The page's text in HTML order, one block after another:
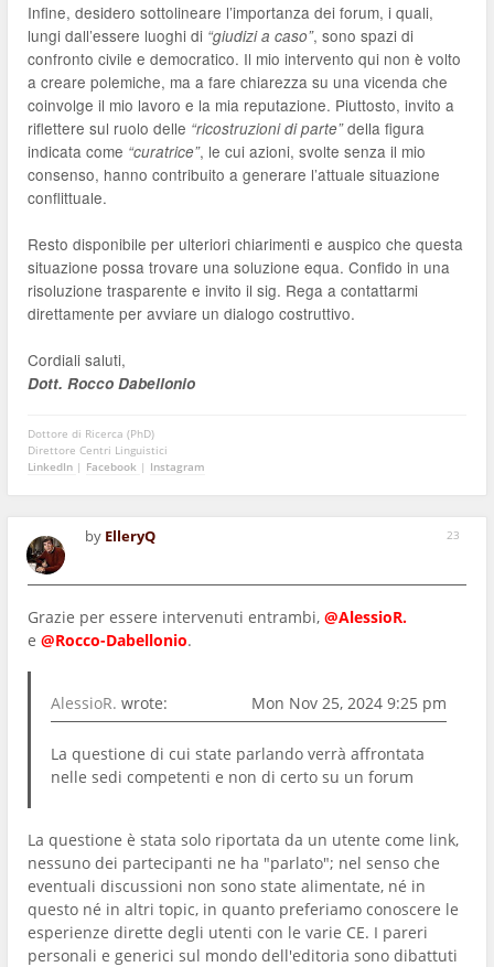
Infine, desidero sottolineare l’importanza dei forum, i quali,
lungi dall’essere luoghi di “giudizi a caso”, sono spazi di
confronto civile e democratico. Il mio intervento qui non è volto
a creare polemiche, ma a fare chiarezza su una vicenda che
coinvolge il mio lavoro e la mia reputazione. Piuttosto, invito a
riflettere sul ruolo delle “ricostruzioni di parte”della figura
indicata come “curatrice”, le cui azioni, svolte senza il mio
consenso, hanno contribuito a generare l’attuale situazione
conflittuale.
Resto disponibile per ulteriori chiarimenti e auspico che questa
situazione possa trovare una soluzione equa. Confido in una
risoluzione trasparente e invito il sig. Rega a contattarmi
direttamente per avviare un dialogo costruttivo.
Cordiali saluti,
Dott. Rocco Dabellonio
Dottore di Ricerca (PhD)
Direttore Centri Linguistici
LinkedIn | Facebook | Instagram
23
by ElleryQ
Grazie per essere intervenuti entrambi, @AlessioR.
e @Rocco-Dabellonio.
AlessioR. wrote: Mon Nov 25, 2024 9:25 pm
La questione di cui state parlando verrà affrontata
nelle sedi competenti e non di certo su un forum
La questione è stata solo riportata da un utente come link,
nessuno dei partecipanti ne ha "parlato"; nel senso che
eventuali discussioni non sono state alimentate, né in
questo né in altri topic, in quanto preferiamo conoscere le
esperienze dirette degli utenti con le varie CE. I pareri
personali e generici sul mondo dell'editoria sono dibattuti